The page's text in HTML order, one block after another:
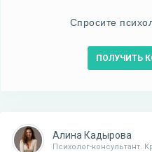
Спросите
ПОЛУЧИТЬ
Алина Кадырова
Психолог-консультант.